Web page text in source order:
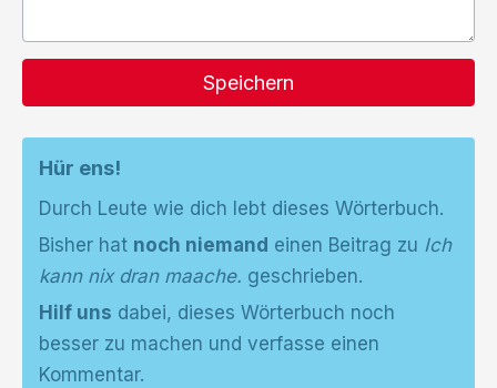
Speichern
Hür ens!
Durch Leute wie dich lebt dieses Wörterbuch.
Bisher hat noch niemand einen Beitrag zu Ich
kann nix dran maache. geschrieben.
Hilf uns dabei, dieses Wörterbuch noch
besser zu machen und verfasse einen
Kommentar.